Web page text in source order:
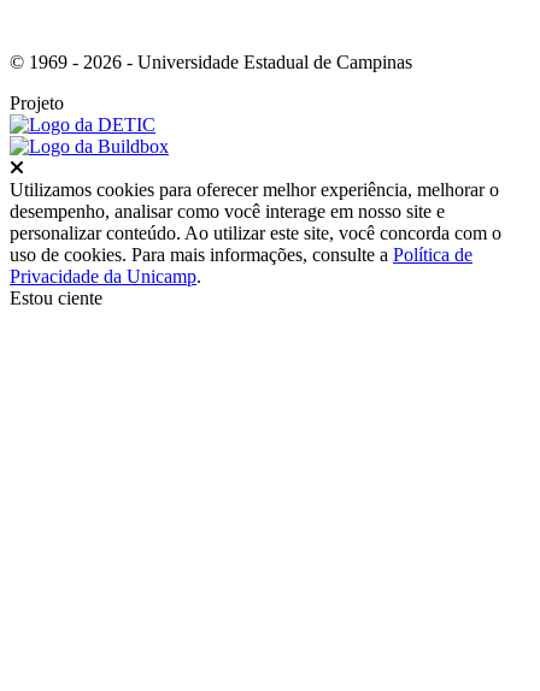
© 1969 - 2026 - Universidade Estadual de Campinas
Projeto
Utilizamos cookies para oferecer melhor experiência, melhorar o
desempenho, analisar como você interage em nosso site e
personalizar conteúdo. Ao utilizar este site, você concorda com o
uso de cookies. Para mais informações, consulte a Política de
Privacidade da Unicamp.
Estou ciente